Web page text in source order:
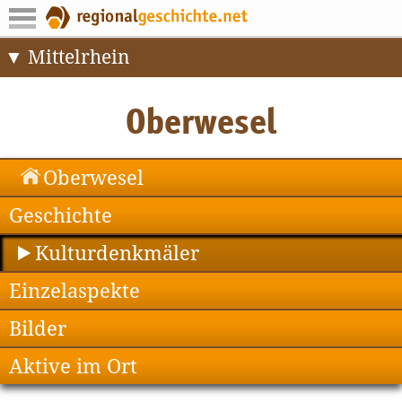
Mittelrhein
Oberwesel
Geschichte
Kulturdenkmäler
Einzelaspekte
Bilder
Aktive im Ort